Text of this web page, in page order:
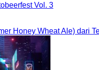
Vol. 3
Honey Wheat Ale) dari